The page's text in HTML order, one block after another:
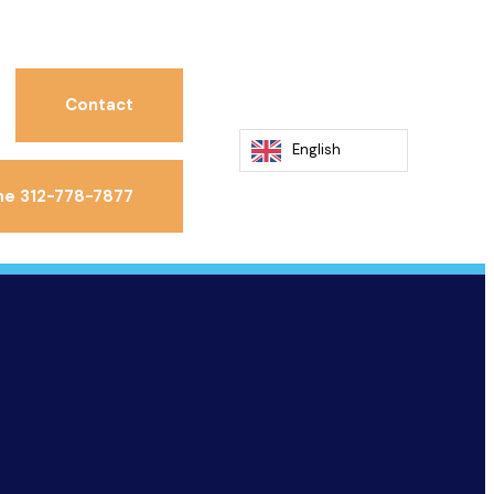
Contact
312-778-7877
English